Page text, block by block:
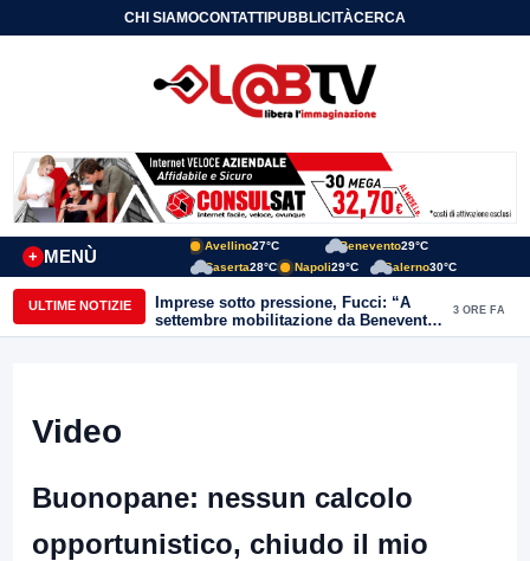
CHI SIAMOCONTATTIPUBBLICITÀCERCA
MENÙ
+
Avellino27°C Benevento29°C
Caserta28°C Napoli29°C Salerno30°C
ULTIME NOTIZIE
Imprese sotto pressione, Fucci: “A
settembre mobilitazione da Benevento
e Avellino”
3 ORE FA
Video
Buonopane: nessun calcolo
opportunistico, chiudo il mio